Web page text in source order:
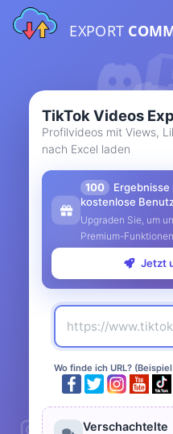
EXPORT
TikTok Videos
Profilvideos mit Views,
nach Excel laden
100
kostenlose
Upgraden Sie, um
Premium-
Jetzt
Wo finde ich URL?
Verschachtelte